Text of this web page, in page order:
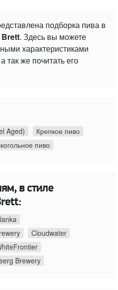
подборка пива в
. Здесь вы можете
характеристиками
так же почитать его
Aged)
Крепкое пиво
пиво
в стиле
Cloudwater
Brewery